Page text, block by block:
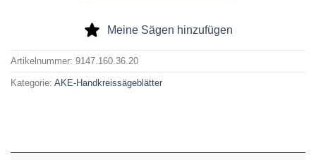
Meine Sägen hinzufügen
Artikelnummer: 9147.160.36.20
Kategorie: AKE-Handkreissägeblätter